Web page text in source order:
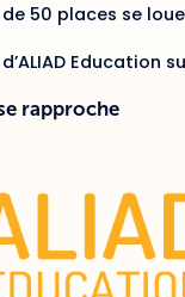
50 places se
Education
rapproche